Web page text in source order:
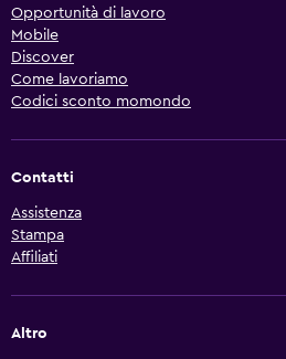
Opportunità di lavoro
Mobile
Discover
Come lavoriamo
Codici sconto momondo
Contatti
Assistenza
Stampa
Affiliati
Altro